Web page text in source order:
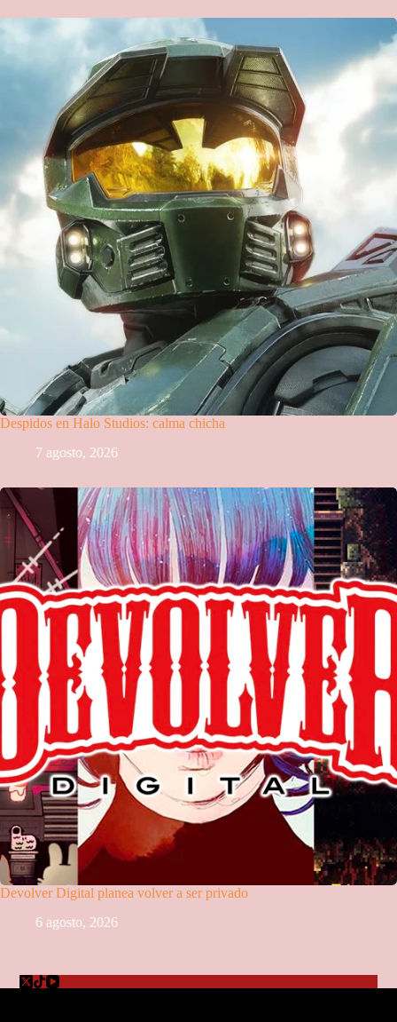
Despidos en Halo Studios: calma chicha
7 agosto, 2026
Devolver Digital planea volver a ser privado
6 agosto, 2026